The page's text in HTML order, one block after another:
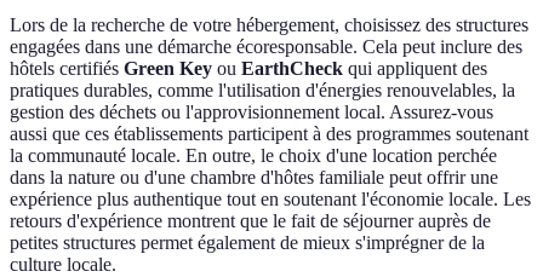
Lors de la recherche de votre hébergement, choisissez des structures
engagées dans une démarche écoresponsable. Cela peut inclure des
hôtels certifiés Green Key ou EarthCheck qui appliquent des
pratiques durables, comme l'utilisation d'énergies renouvelables, la
gestion des déchets ou l'approvisionnement local. Assurez-vous
aussi que ces établissements participent à des programmes soutenant
la communauté locale. En outre, le choix d'une location perchée
dans la nature ou d'une chambre d'hôtes familiale peut offrir une
expérience plus authentique tout en soutenant l'économie locale. Les
retours d'expérience montrent que le fait de séjourner auprès de
petites structures permet également de mieux s'imprégner de la
culture locale.